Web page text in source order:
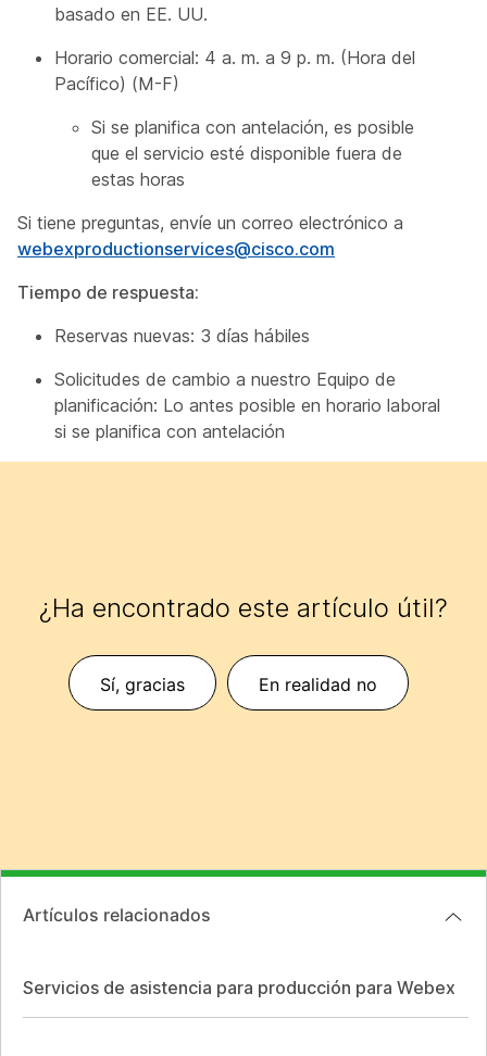
basado en EE. UU.
Horario comercial: 4 a. m. a 9 p. m. (Hora del
Pacífico) (M-F)
Si se planifica con antelación, es posible
que el servicio esté disponible fuera de
estas horas
Si tiene preguntas, envíe un correo electrónico a
webexproductionservices@cisco.com
Tiempo de respuesta:
Reservas nuevas: 3 días hábiles
Solicitudes de cambio a nuestro Equipo de
planificación: Lo antes posible en horario laboral
si se planifica con antelación
¿Ha encontrado este artículo útil?
Sí, gracias En realidad no
Artículos relacionados
Servicios de asistencia para producción para Webex